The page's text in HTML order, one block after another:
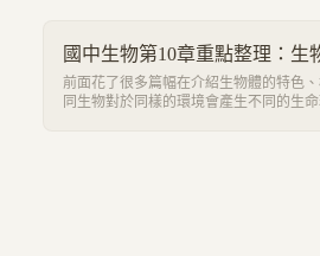
國中生物第10章重點整理：生
前面花了很多篇幅在介紹生物體的特色
同生物對於同樣的環境會產生不同的生